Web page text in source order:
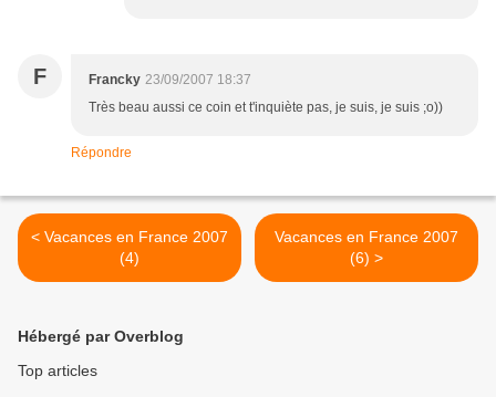
F Francky 23/09/2007 18:37
Très beau aussi ce coin et t'inquiète pas, je suis, je suis ;o))
Répondre
< Vacances en France 2007
(4)
Vacances en France 2007
(6) >
Hébergé par Overblog
Top articles